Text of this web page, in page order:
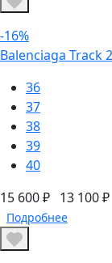
-16%
Balenciaga Track
36
37
38
39
40
15 600 ₽ 13 100 ₽
Подробнее